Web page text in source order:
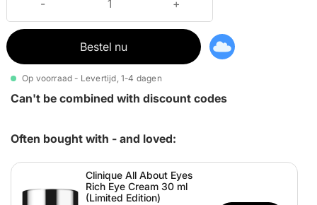
Bestel nu
Op voorraad - Levertijd, 1-4 dagen
Can't be combined with discount codes
Often bought with - and loved:
Clinique All About Eyes
Rich Eye Cream 30 ml
(Limited Edition)